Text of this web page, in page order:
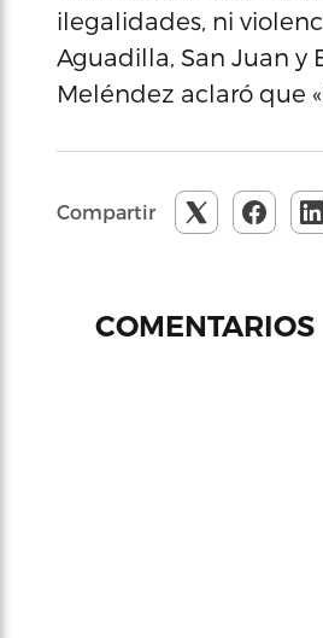
ilegalidades, ni
Aguadilla, San Juan y
Meléndez aclaró que
Compartir
COMENTARIOS